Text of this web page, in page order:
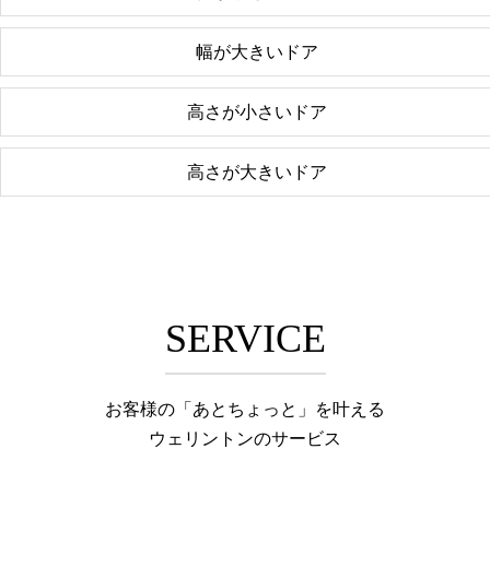
幅が大きいドア
高さが小さいドア
高さが大きいドア
SERVICE
お客様の「あとちょっと」を叶える
ウェリントンのサービス